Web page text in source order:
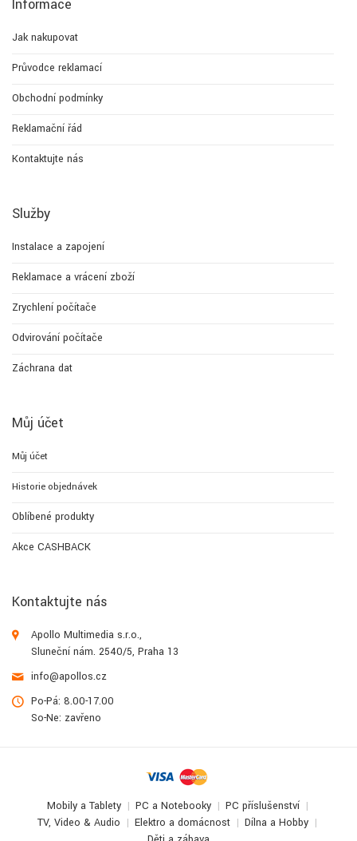
Informace
Jak nakupovat
Průvodce reklamací
Obchodní podmínky
Reklamační řád
Kontaktujte nás
Služby
Instalace a zapojení
Reklamace a vrácení zboží
Zrychlení počítače
Odvirování počítače
Záchrana dat
Můj účet
Můj účet
Historie objednávek
Oblíbené produkty
Akce CASHBACK
Kontaktujte nás
Apollo Multimedia s.r.o.,
Sluneční nám. 2540/5, Praha 13
info@apollos.cz
Po-Pá: 8.00-17.00
So-Ne: zavřeno
Mobily a Tablety PC a Notebooky
PC příslušenství
TV, Video & Audio
Elektro a domácnost
Dílna a Hobby